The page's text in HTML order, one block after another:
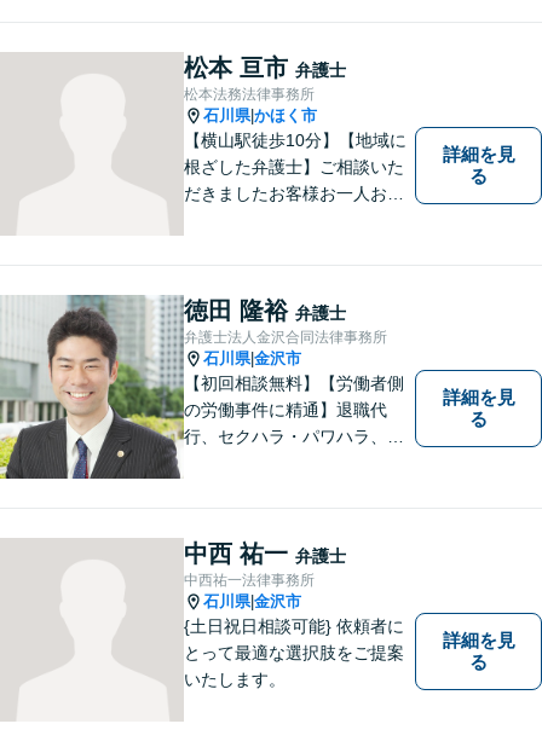
松本 亘市 弁護士
松本法務法律事務所
石川県|かほく市
【横山駅徒歩10分】【地域に
根ざした弁護士】ご相談いた
だきましたお客様お一人お一
婚問題／相続問題／刑事事件
など、幅広く対応可能。【夜
間／休日対応可能】どうぞお
気軽にご相談ください。
詳細を見
る
徳田 隆裕 弁護士
弁護士法人金沢合同法律事務所
石川県|金沢市
【初回相談無料】【労働者側
の労働事件に精通】退職代
行、セクハラ・パワハラ、労
上】離婚問題、不動産トラブ
ルも対応可能【メール相談／
ビデオ面談可】【土曜日も対
応】
詳細を見
る
中西 祐一 弁護士
中西祐一法律事務所
石川県|金沢市
{土日祝日相談可能} 依頼者に
とって最適な選択肢をご提案
いたします。
詳細を見
る